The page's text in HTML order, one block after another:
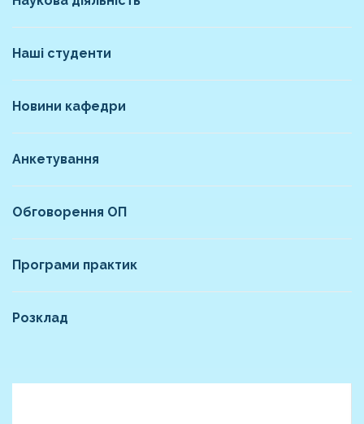
Наші студенти
Новини кафедри
Анкетування
Обговорення ОП
Програми практик
Розклад